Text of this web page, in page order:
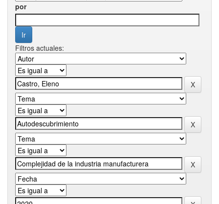
por
Filtros actuales: